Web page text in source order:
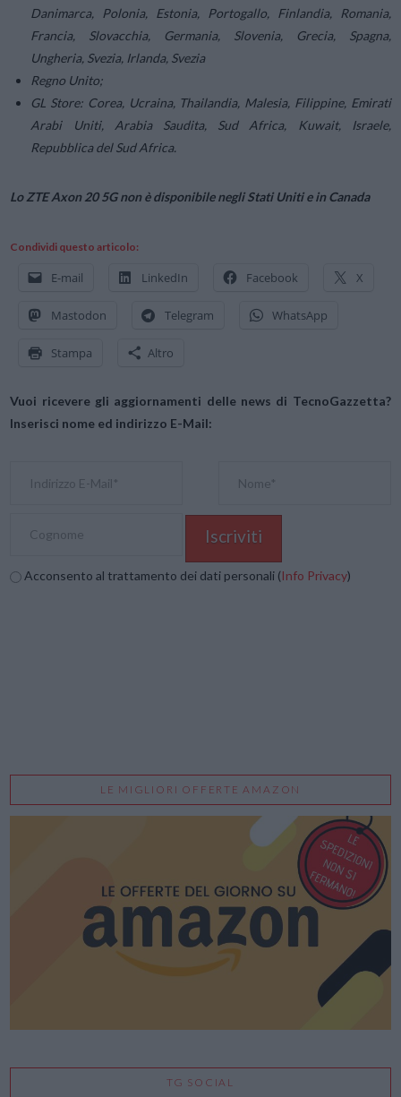
Danimarca, Polonia, Estonia, Portogallo, Finlandia, Romania,
Francia, Slovacchia, Germania, Slovenia, Grecia, Spagna,
Ungheria, Svezia, Irlanda, Svezia
Regno Unito;
GL Store: Corea, Ucraina, Thailandia, Malesia, Filippine, Emirati
Arabi Uniti, Arabia Saudita, Sud Africa, Kuwait, Israele,
Repubblica del Sud Africa.
Lo ZTE Axon 20 5G non è disponibile negli Stati Uniti e in Canada
Condividi questo articolo:
E-mail LinkedIn Facebook X
Mastodon Telegram WhatsApp
Stampa Altro
Vuoi ricevere gli aggiornamenti delle news di TecnoGazzetta?
Inserisci nome ed indirizzo E-Mail:
Acconsento al trattamento dei dati personali (Info Privacy)
LE MIGLIORI OFFERTE AMAZON
TG SOCIAL